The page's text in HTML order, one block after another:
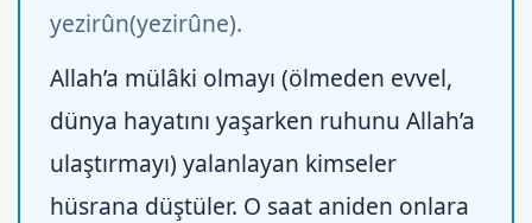
yezirûn(yezirûne).
Allah’a mülâki olmayı (ölmeden evvel,
dünya hayatını yaşarken ruhunu Allah’a
ulaştırmayı) yalanlayan kimseler
hüsrana düştüler. O saat aniden onlara